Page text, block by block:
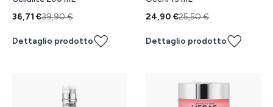
36,71 €39,90 €
Dettaglio prodotto
24,90 €25,50 €
Dettaglio prodotto